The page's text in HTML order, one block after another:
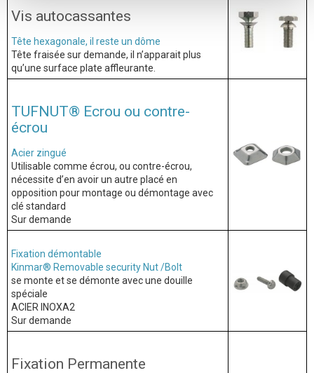
Vis autocassantes
Tête hexagonale, il reste un dôme
Tête fraisée sur demande, il n’apparait plus
qu’une surface plate affleurante.
TUFNUT® Ecrou ou contre-
écrou
Acier zingué
Utilisable comme écrou, ou contre-écrou,
nécessite d’en avoir un autre placé en
opposition pour montage ou démontage avec
clé standard
Sur demande
Fixation démontable
Kinmar® Removable security Nut /Bolt
se monte et se démonte avec une douille
spéciale
ACIER INOXA2
Sur demande
Fixation Permanente